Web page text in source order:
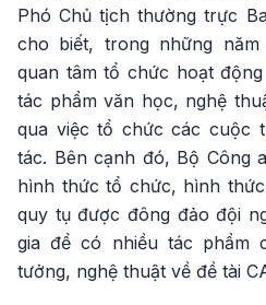
Phó Chủ tịch thường trực
cho biết, trong những
quan tâm tổ chức hoạt
tác phẩm văn học, nghệ
qua việc tổ chức các cuộc
tác. Bên cạnh đó, Bộ Công
hình thức tổ chức, hình
quy tụ được đông đảo đội
gia để có nhiều tác phẩm
tưởng, nghệ thuật về đề tài